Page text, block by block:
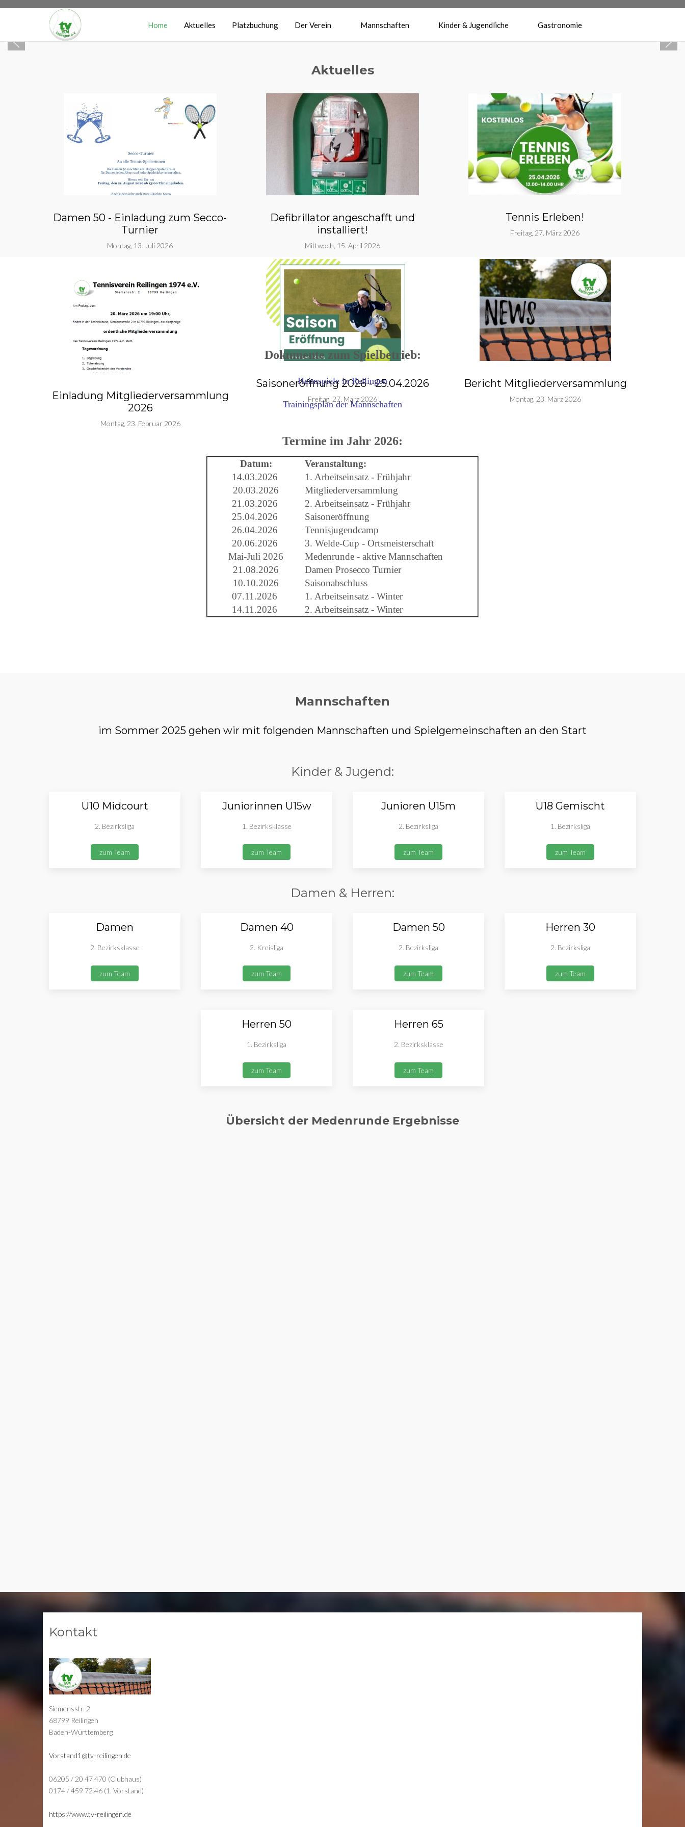
Home Aktuelles Platzbuchung Der Verein Mannschaften Kinder & Jugendliche Gastronomie
Tennisverein Reilingen 1974 e.V.
Aktuelles
Damen 50 - Einladung zum Secco-
Turnier
Montag, 13. Juli 2026
Defibrillator angeschafft und
installiert!
Mittwoch, 15. April 2026
Tennis Erleben!
Freitag, 27. März 2026
Saisoneröffnung 2026 - 25.04.2026
Freitag, 27. März 2026
Bericht Mitgliederversammlung
Montag, 23. März 2026
Einladung Mitgliederversammlung
2026
Montag, 23. Februar 2026
Dokumente zum Spielbetrieb:
Heimspiele in Reilingen
Trainingsplan der Mannschaften
Termine im Jahr 2026:
Datum:
Veranstaltung:
14.03.2026
1. Arbeitseinsatz - Frühjahr
20.03.2026
Mitgliederversammlung
21.03.2026
2. Arbeitseinsatz - Frühjahr
25.04.2026
Saisoneröffnung
26.04.2026
Tennisjugendcamp
20.06.2026
3. Welde-Cup - Ortsmeisterschaft
Mai-Juli 2026
Medenrunde - aktive Mannschaften
21.08.2026
Damen Prosecco Turnier
10.10.2026
Saisonabschluss
07.11.2026
1. Arbeitseinsatz - Winter
14.11.2026
2. Arbeitseinsatz - Winter
Mannschaften
im Sommer 2025 gehen wir mit folgenden Mannschaften und Spielgemeinschaften an den Start
Kinder & Jugend:
U10 Midcourt
2. Bezirksliga
zum Team
Juniorinnen U15w
1. Bezirksklasse
zum Team
Junioren U15m
2. Bezirksliga
zum Team
U18 Gemischt
1. Bezirksliga
zum Team
Damen & Herren:
Damen
2. Bezirksklasse
zum Team
Damen 40
2. Kreisliga
zum Team
Damen 50
2. Bezirksliga
zum Team
Herren 30
2. Bezirksliga
zum Team
Herren 50
1. Bezirksliga
zum Team
Herren 65
2. Bezirksklasse
zum Team
Übersicht der Medenrunde Ergebnisse
Kontakt
Siemensstr. 2
68799 Reilingen
Baden-Württemberg
Vorstand1@tv-reilingen.de
06205 / 20 47 470 (Clubhaus)
0174 / 459 72 46 (1. Vorstand)
https://www.tv-reilingen.de